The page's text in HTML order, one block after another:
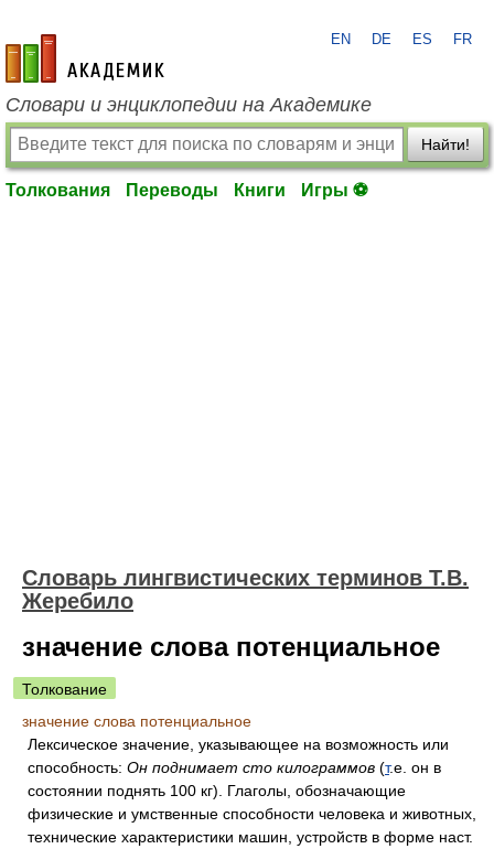
academic.ru
EN DE ES FR
Словари и энциклопедии на Академике
Найти!
Толкования Переводы Книги Игры ⚽
Словарь лингвистических терминов Т.В.
Жеребило
значение слова потенциальное
Толкование
значение слова потенциальное
Лексическое значение, указывающее на возможность или
способность: Он поднимает сто килограммов (т.е. он в
состоянии поднять 100 кг). Глаголы, обозначающие
физические и умственные способности человека и животных,
технические характеристики машин, устройств в форме наст.